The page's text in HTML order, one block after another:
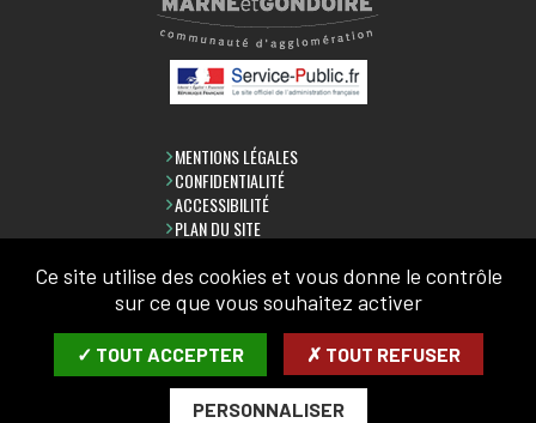
MENTIONS LÉGALES
CONFIDENTIALITÉ
ACCESSIBILITÉ
PLAN DU SITE
LETTRE D'INFORMATION
SAISIR VOTRE COURRIEL:
Ce site utilise des cookies et vous donne le contrôle
sur ce que vous souhaitez activer
✓ TOUT ACCEPTER ✗ TOUT REFUSER
PERSONNALISER